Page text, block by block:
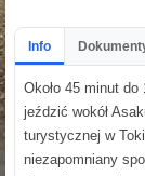
Info
Około 45 minut
jeździć wokół
turystycznej w
niezapomniany